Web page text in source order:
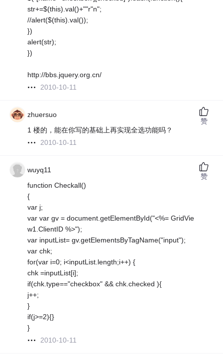
str+=$(this).val()+""r"n";
//alert($(this).val());
})
alert(str);
})
http://bbs.jquery.org.cn/
2010-10-11
zhuersuo
1 楼的，能在你写的基础上再实现全选功能吗？
2010-10-11
赞
wuyq11
function Checkall()
{
var j;
var var gv = document.getElementById("<%= GridVie
w1.ClientID %>");
var inputList= gv.getElementsByTagName("input");
var chk;
for(var i=0; i<inputList.length;i++) {
chk =inputList[i];
if(chk.type=="checkbox" && chk.checked ){
j++;
}
if(j>=2){}
}
2010-10-11
赞